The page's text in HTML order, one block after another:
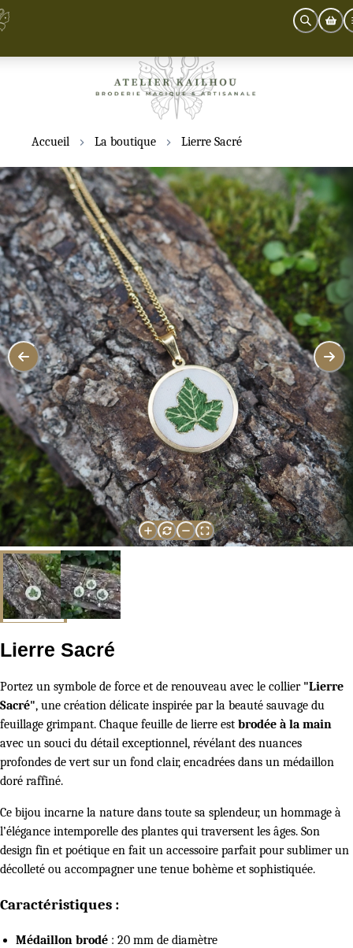
Accueil La boutique Lierre Sacré
Lierre Sacré
Portez un symbole de force et de renouveau avec le collier "Lierre
Sacré", une création délicate inspirée par la beauté sauvage du
feuillage grimpant. Chaque feuille de lierre est brodée à la main
avec un souci du détail exceptionnel, révélant des nuances
profondes de vert sur un fond clair, encadrées dans un médaillon
doré raffiné.
Ce bijou incarne la nature dans toute sa splendeur, un hommage à
l’élégance intemporelle des plantes qui traversent les âges. Son
design fin et poétique en fait un accessoire parfait pour sublimer un
décolleté ou accompagner une tenue bohème et sophistiquée.
Caractéristiques :
Médaillon brodé : 20 mm de diamètre